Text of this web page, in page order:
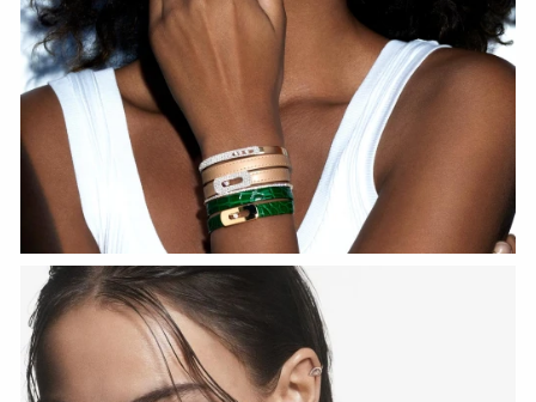
Fiery Diamond Pave Wedding Ring
СМОТРЕТЬ СЕЙЧАС